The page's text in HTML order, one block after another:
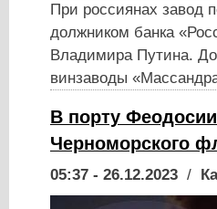
При россиянах завод
должником банка
Владимира Путина.
винзаводы
В порту
Черноморского
05:37 - 26.12.2023 /